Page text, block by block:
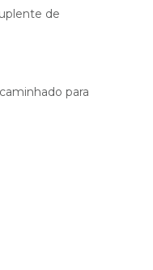
de
para